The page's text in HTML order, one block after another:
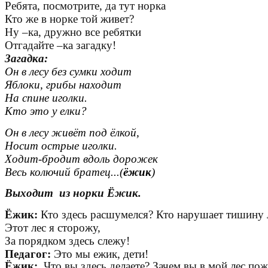
Ребята, посмотрите, да тут норка
Кто же в норке той живет?
Ну –ка, дружно все ребятки
Отгадайте –ка загадку!
Загадка:
Он в лесу без сумки ходит
Яблоки, грибы находит
На спине иголки.
Кто это у елки?
Он в лесу живёт под ёлкой,
Носит острые иголки.
Ходит-бродит вдоль дорожек
Весь колючий братец...(ёжик)
Выходит из норки Ёжик.
Ёжик: Кто здесь расшумелся? Кто нарушает тишину
Этот лес я сторожу,
За порядком здесь слежу!
Педагог: Это мы ежик, дети!